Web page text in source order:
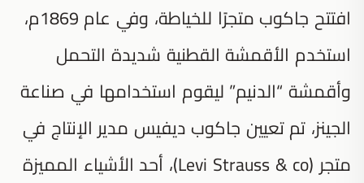
افتتح جاكوب متجرًا للخياطة، وفي عام 1869م،
استخدم الأقمشة القطنية شديدة التحمل
وأقمشة “الدنيم” ليقوم استخدامها في صناعة
الجينز، تم تعيين جاكوب ديفيس مدير الإنتاج في
متجر (Levi Strauss & co)، أحد الأشياء المميزة